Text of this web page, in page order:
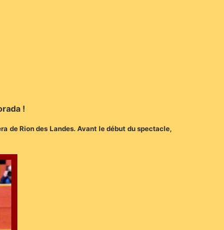
!
de Rion des Landes. Avant le début du spectacle,